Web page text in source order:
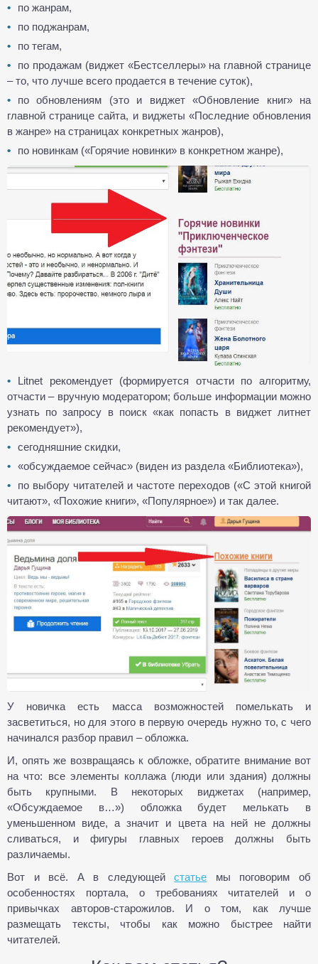
по жанрам,
по поджанрам,
по тегам,
по продажам (виджет «Бестселлеры» на главной странице
– то, что лучше всего продается в течение суток),
по обновлениям (это и виджет «Обновление книг» на
главной странице сайта, и виджеты «Последние обновления
в жанре» на страницах конкретных жанров),
по новинкам («Горячие новинки» в конкретном жанре),
Litnet рекомендует (формируется отчасти по алгоритму,
отчасти – вручную модератором; больше информации можно
узнать по запросу в поиск «как попасть в виджет литнет
рекомендует»),
сегодняшние скидки,
«обсуждаемое сейчас» (виден из раздела «Библиотека»),
по выбору читателей и частоте переходов («С этой книгой
читают», «Похожие книги», «Популярное») и так далее.
У новичка есть масса возможностей помелькать и
засветиться, но для этого в первую очередь нужно то, с чего
начинался разбор правил – обложка.
И, опять же возвращаясь к обложке, обратите внимание вот
на что: все элементы коллажа (люди или здания) должны
быть крупными. В некоторых виджетах (например,
«Обсуждаемое в…») обложка будет мелькать в
уменьшенном виде, а значит и цвета на ней не должны
сливаться, и фигуры главных героев должны быть
различаемы.
Вот и всё. А в следующейстатье мы поговорим об
особенностях портала, о требованиях читателей и о
привычках авторов-старожилов. И о том, как лучше
размещать тексты, чтобы как можно быстрее найти
читателей.